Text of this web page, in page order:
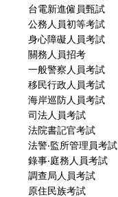
台電新進僱員甄試
公務人員初等考試
身心障礙人員考試
關務人員招考
一般警察人員考試
移民行政人員考試
海岸巡防人員考試
司法人員考試
法院書記官考試
法警‧監所管理員考試
錄事‧庭務人員考試
調查局人員考試
原住民族考試